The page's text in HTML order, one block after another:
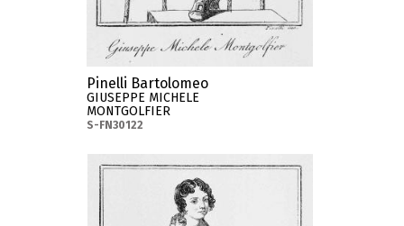
Pinelli Bartolomeo
GIUSEPPE MICHELE
MONTGOLFIER
S-FN30122